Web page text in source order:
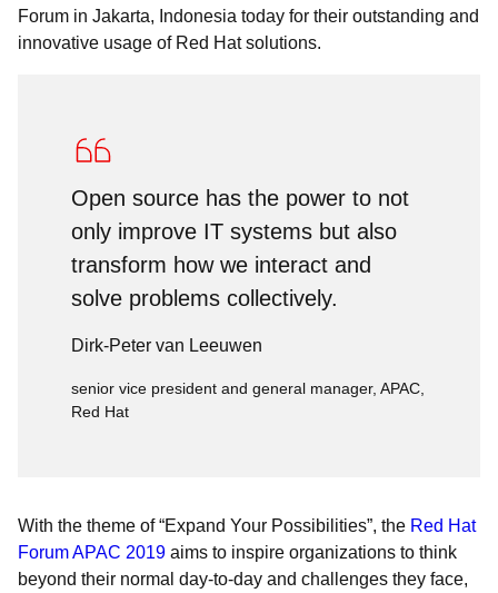
Forum in Jakarta, Indonesia today for their outstanding and
innovative usage of Red Hat solutions.
Open source has the power to not
only improve IT systems but also
transform how we interact and
solve problems collectively.
Dirk-Peter van Leeuwen
senior vice president and general manager, APAC,
Red Hat
With the theme of “Expand Your Possibilities”, the Red Hat
Forum APAC 2019 aims to inspire organizations to think
beyond their normal day-to-day and challenges they face,